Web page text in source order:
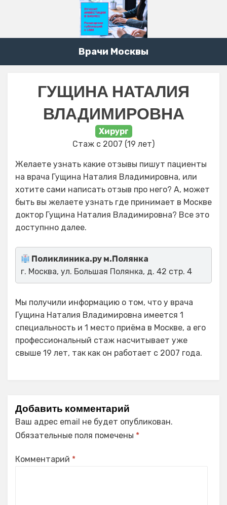
Врачи Москвы
ГУЩИНА НАТАЛИЯ
ВЛАДИМИРОВНА
Хирург
Стаж с 2007 (19 лет)
Желаете узнать какие отзывы пишут пациенты
на врача Гущина Наталия Владимировна, или
хотите сами написать отзыв про него? А, может
быть вы желаете узнать где принимает в Москве
доктор Гущина Наталия Владимировна? Все это
доступнно далее.
Поликлиника.ру м.Полянка
г. Москва, ул. Большая Полянка, д. 42 стр. 4
Мы получили информацию о том, что у врача
Гущина Наталия Владимировна имеется 1
специальность и 1 место приёма в Москве, а его
профессиональный стаж насчитывает уже
свыше 19 лет, так как он работает с 2007 года.
Добавить комментарий
Ваш адрес email не будет опубликован.
Обязательные поля помечены *
Комментарий *